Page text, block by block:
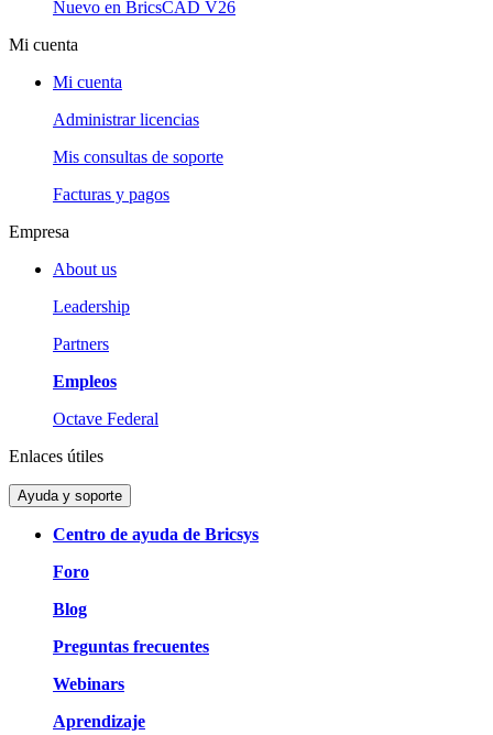
Nuevo en BricsCAD V26
Mi cuenta
Mi cuenta
Administrar licencias
Mis consultas de soporte
Facturas y pagos
Empresa
About us
Leadership
Partners
Empleos
Octave Federal
Enlaces útiles
Ayuda y soporte
Centro de ayuda de Bricsys
Foro
Blog
Preguntas frecuentes
Webinars
Aprendizaje